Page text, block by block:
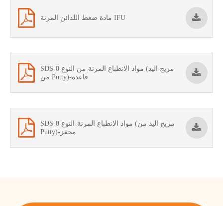
مادة ضغط اللدائن المرنة IFU
SDS-مواد الانطباع المرنة من النوع 0 (مزيج اليد
من Putty)-قاعدة
SDS-مواد الانطباع المرنة-النوع 0 (مزيج اليد من
Putty)-محفز